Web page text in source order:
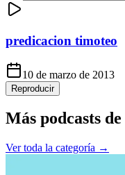
predicacion timoteo
10 de marzo de 2013
Reproducir
Más podcasts de
Ver toda la categoría →